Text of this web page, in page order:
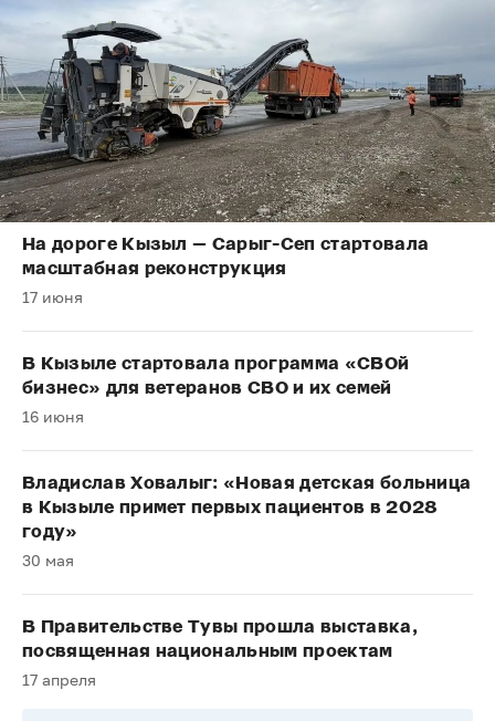
На дороге Кызыл — Сарыг-Сеп стартовала
масштабная реконструкция
17 июня
В Кызыле стартовала программа «СВОй
бизнес» для ветеранов СВО и их семей
16 июня
Владислав Ховалыг: «Новая детская больница
в Кызыле примет первых пациентов в 2028
году»
30 мая
В Правительстве Тувы прошла выставка,
посвященная национальным проектам
17 апреля